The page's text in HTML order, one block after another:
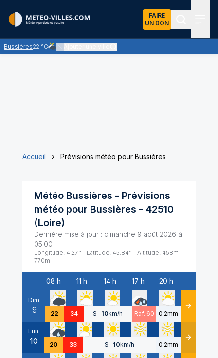
FAIRE
UN DON
Bussières22 °C
Ciel très nuageux - les nuages l'emportent sur les
Accueil Prévisions météo pour Bussières
Météo Bussières - Prévisions
météo pour Bussières - 42510
(Loire)
Dernière mise à jour : dimanche 9 août 2026 à
05:00
Longitude: 4.27° - Latitude: 45.84° - Altitude: 458m -
770m
Date
08 h 11 h 14 h 17 h 20 h
Dim.
9 22 34 S -10km/h Raf. 60 0.2mm Détails
Lun.
10 20 33 S -10km/h 0.2mm Détails